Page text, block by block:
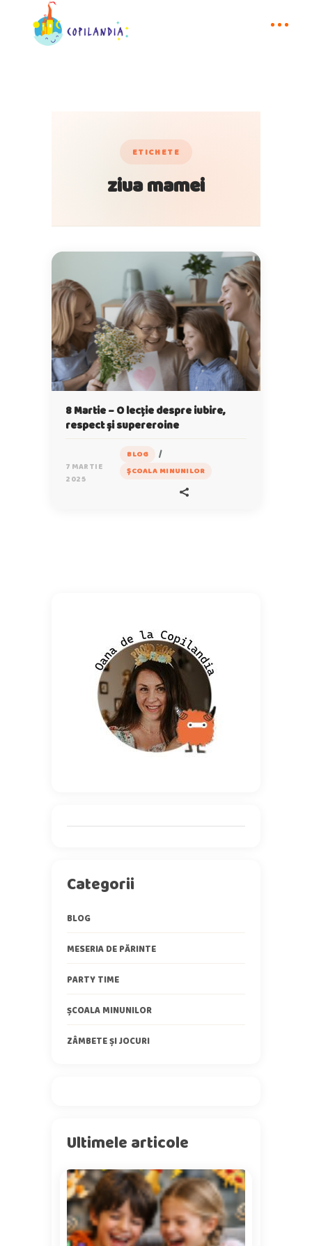
ETICHETE
ziua mamei
8 Martie – O lecție despre iubire,
respect și supereroine
7 MARTIE
2025
BLOG /
ȘCOALA MINUNILOR
Categorii
BLOG
MESERIA DE PĂRINTE
PARTY TIME
ȘCOALA MINUNILOR
ZÂMBETE ȘI JOCURI
Ultimele articole